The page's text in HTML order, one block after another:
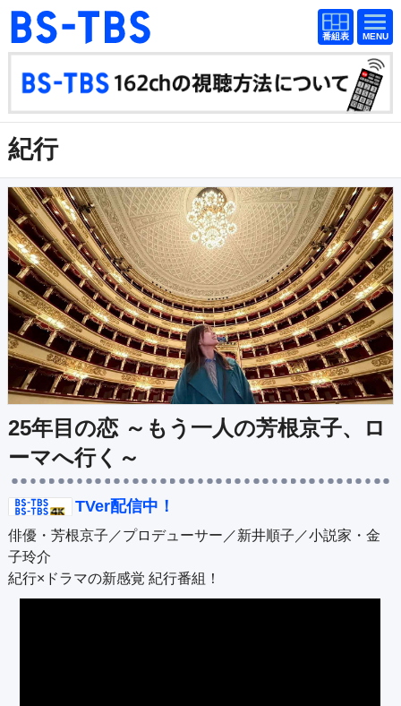
番組
表
BS-TBS
番組
表
ドラマ 映画
紀行 報道
教養
音楽 エンタメ
アニメ ファンクラブ
検索
視聴方法 4K放送
イベント ショッピング
公式SNS プレゼント
ご意見・ご感想
紀行
25年目の恋 ～もう一人の芳根京子、ロ
ーマへ行く～
TVer配信中！
俳優・芳根京子／プロデューサー／新井順子／小説家・金
子玲介